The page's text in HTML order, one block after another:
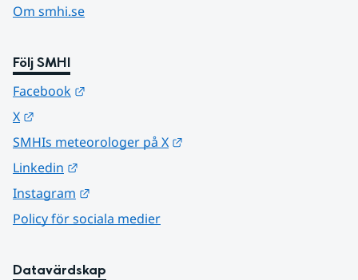
Om smhi.se
Följ SMHI
Facebook
X
SMHIs meteorologer på X
Linkedin
Instagram
Policy för sociala medier
Datavärdskap